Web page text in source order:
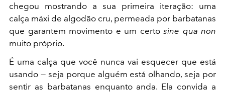
chegou mostrando a sua primeira iteração: uma
calça máxi de algodão cru, permeada por barbatanas
que garantem movimento e um certo sine qua non
muito próprio.
É uma calça que você nunca vai esquecer que está
usando — seja porque alguém está olhando, seja por
sentir as barbatanas enquanto anda. Ela convida a